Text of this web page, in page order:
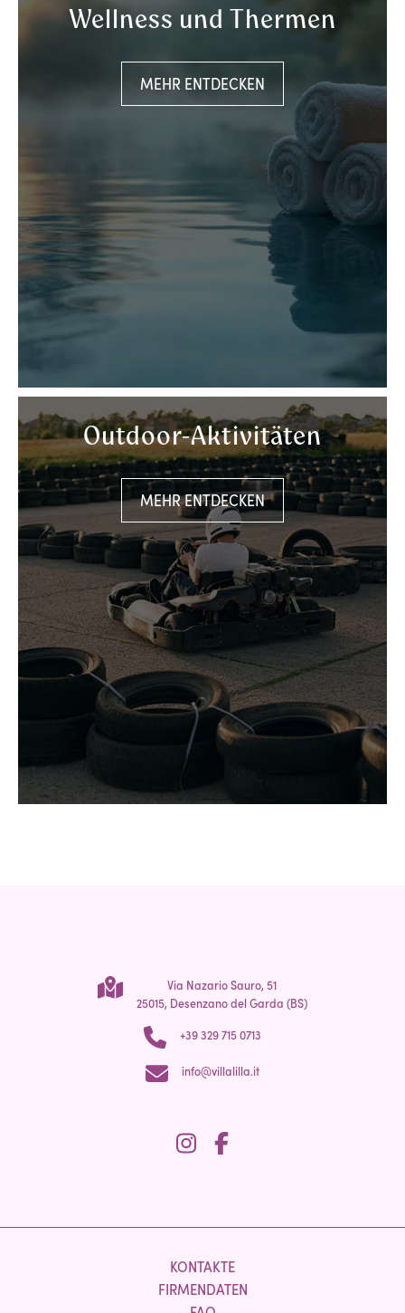
Wellness und Thermen
MEHR ENTDECKEN
Outdoor-Aktivitäten
MEHR ENTDECKEN
Via Nazario Sauro, 51
25015, Desenzano del Garda (BS)
+39 329 715 0713
info@villalilla.it
KONTAKTE
FIRMENDATEN